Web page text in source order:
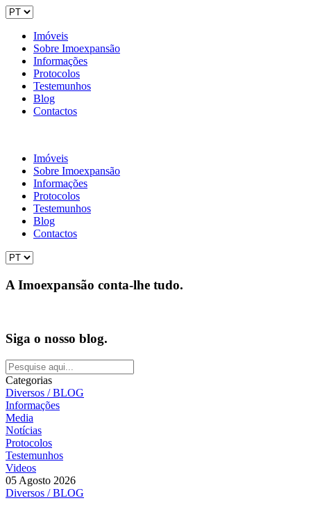
Imóveis
Sobre Imoexpansão
Informações
Protocolos
Testemunhos
Blog
Contactos
Imóveis
Sobre Imoexpansão
Informações
Protocolos
Testemunhos
Blog
Contactos
A Imoexpansão conta-lhe tudo.
Siga o nosso blog.
Categorias
Diversos / BLOG
Informações
Media
Notícias
Protocolos
Testemunhos
Videos
05 Agosto 2026
Diversos / BLOG